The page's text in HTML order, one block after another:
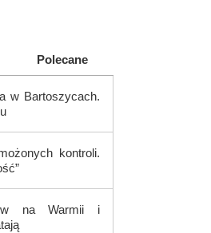
Polecane
w Bartoszycach.
kontroli.
na Warmii i